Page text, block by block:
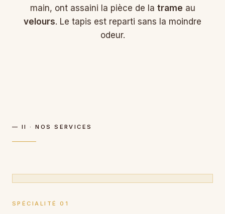
main, ont assaini la pièce de la trame au
velours. Le tapis est reparti sans la moindre
odeur.
— II · NOS SERVICES
SPÉCIALITÉ 01